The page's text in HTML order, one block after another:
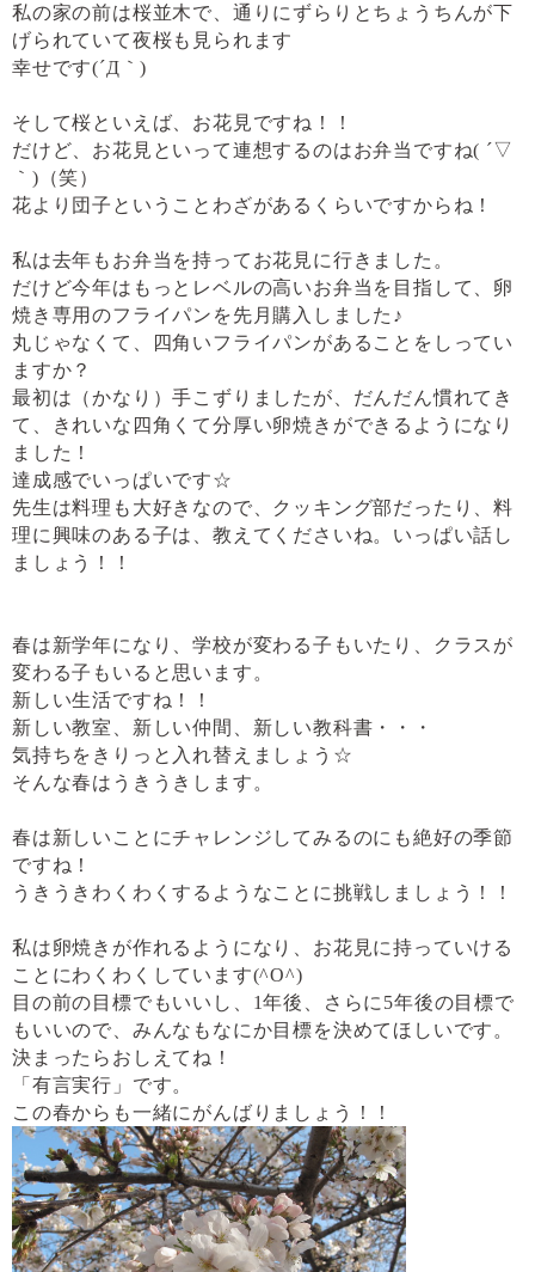
私の家の前は桜並木で、通りにずらりとちょうちんが下
げられていて夜桜も見られます
幸せです(´Д｀)
そして桜といえば、お花見ですね！！
だけど、お花見といって連想するのはお弁当ですね( ´▽
｀ ) （笑）
花より団子ということわざがあるくらいですからね！
私は去年もお弁当を持ってお花見に行きました。
だけど今年はもっとレベルの高いお弁当を目指して、卵
焼き専用のフライパンを先月購入しました♪
丸じゃなくて、四角いフライパンがあることをしってい
ますか？
最初は（かなり）手こずりましたが、だんだん慣れてき
て、きれいな四角くて分厚い卵焼きができるようになり
ました！
達成感でいっぱいです☆
先生は料理も大好きなので、クッキング部だったり、料
理に興味のある子は、教えてくださいね。いっぱい話し
ましょう！！
春は新学年になり、学校が変わる子もいたり、クラスが
変わる子もいると思います。
新しい生活ですね！！
新しい教室、新しい仲間、新しい教科書・・・
気持ちをきりっと入れ替えましょう☆
そんな春はうきうきします。
春は新しいことにチャレンジしてみるのにも絶好の季節
ですね！
うきうきわくわくするようなことに挑戦しましょう！！
私は卵焼きが作れるようになり、お花見に持っていける
ことにわくわくしています(^O^)
目の前の目標でもいいし、 1年後、さらに 5年後の目標で
もいいので、みんなもなにか目標を決めてほしいです。
決まったらおしえてね！
「有言実行」です。
この春からも一緒にがんばりましょう！！